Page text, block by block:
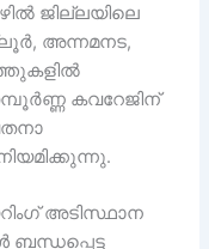
ജില്ലയിലെ
അന്നമനട,
കവറേജിന്
അടിസ്ഥാന